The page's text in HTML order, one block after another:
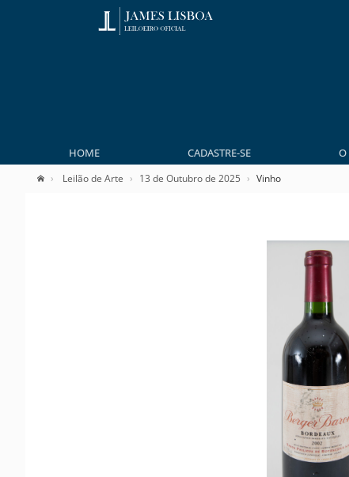
HOME CADASTRE-SE O
Leilão de Arte 13 de Outubro de 2025 Vinho